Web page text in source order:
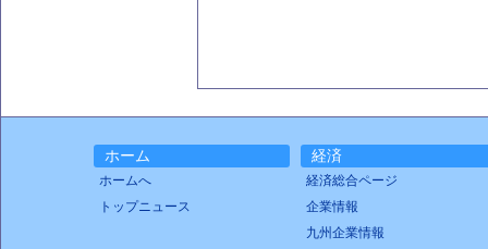
ホーム
ホームへ
トップニュース
経済
経済総合ページ
企業情報
九州企業情報